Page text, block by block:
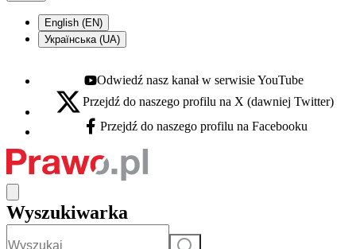
English (EN)
Українська (UA)
Youtube - otwiera się w nowej karcie
Odwiedź nasz kanał w serwisie YouTube
X - otwiera się w nowej karcie
Przejdź do naszego profilu na X (dawniej Twitter)
Facebook - otwiera się w nowej karcie
Przejdź do naszego profilu na Facebooku
Wyszukiwarka
Szukaj